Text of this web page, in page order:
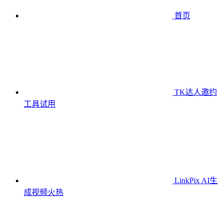
首页
TK达人邀约
工具试用
LinkPix AI生
成视频火热